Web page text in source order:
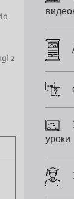
z
уроки